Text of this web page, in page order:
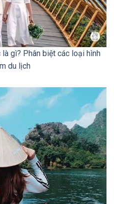
gì? Phân biệt các loại hình
du lịch